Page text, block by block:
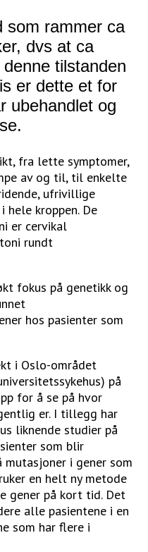
som rammer ca
dvs at ca
tilstanden
er dette et for
ubehandlet og
fra lette symptomer,
av og til, til enkelte
ufrivillige
hele kroppen. De
er cervikal
rundt
fokus på genetikk og
hos pasienter som
i Oslo-området
på
for å se på hvor
er. I tillegg har
liknende studier på
som blir
i gener som
en helt ny metode
gener på kort tid. Det
alle pasientene i en
som har flere i